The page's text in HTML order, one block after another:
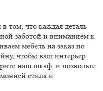
что каждая деталь
заботой и вниманием к
мебель на заказ по
чтобы ваш интерьер
наш шкаф, и позвольте
стиля и